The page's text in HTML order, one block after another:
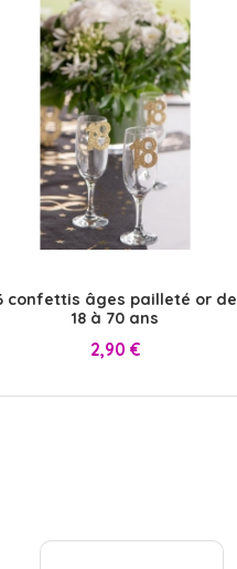
confettis âges pailleté or de
18 à 70 ans
Prix
2,90 €